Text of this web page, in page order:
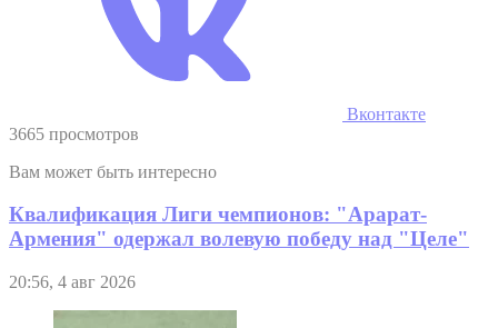
Вконтакте
3665 просмотров
Вам может быть интересно
Квалификация Лиги чемпионов: "Арарат-
Армения" одержал волевую победу над "Целе"
20:56, 4 авг 2026